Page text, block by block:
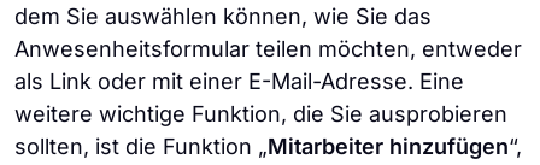
dem Sie auswählen können, wie Sie das
Anwesenheitsformular teilen möchten, entweder
als Link oder mit einer E-Mail-Adresse. Eine
weitere wichtige Funktion, die Sie ausprobieren
sollten, ist die Funktion „Mitarbeiter hinzufügen“,